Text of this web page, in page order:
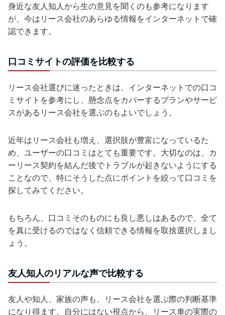
身近な友人知人から生の意見を聞くのも参考になります
が、今はリース会社のあらゆる情報をインターネットで確
認できます。
口コミサイトの評価を比較する
リース会社選びに迷ったときは、インターネットでの口コ
ミサイトを参考にし、懸念点をカバーするプランやサービ
スがあるリース会社を選ぶのもよいでしょう。
近年はリース会社も増え、選択肢が豊富になっているた
め、ユーザーの口コミはとても重要です。大切なのは、カ
ーリース契約を結んだ後でトラブルが起きないようにする
ことなので、特にそうした点にポイントを絞って口コミを
探してみてください。
もちろん、口コミそのものにも良し悪しはあるので、全て
を真に受けるのではなく信頼できる情報を取捨選択しまし
ょう。
友人知人のリアルな声で比較する
友人や知人、家族の声も、リース会社を選ぶ際の判断基準
になり得ます。自分にはない視点から、リース車の実際の